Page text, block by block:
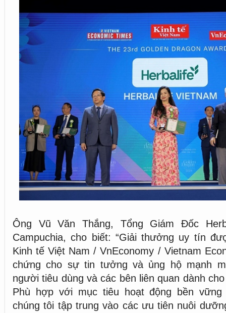
Ông Vũ Văn Thắng, Tổng Giám Đốc
Campuchia, cho biết: “Giải thưởng uy tín
Kinh tế Việt Nam / VnEconomy / Vietnam
chứng cho sự tin tưởng và ủng hộ mạnh
người tiêu dùng và các bên liên quan dành
Phù hợp với mục tiêu hoạt động bền vững
chúng tôi tập trung vào các ưu tiên nuôi